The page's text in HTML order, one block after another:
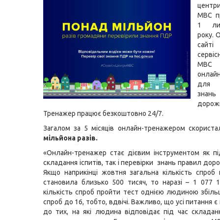
МВС
1
року.
МВС
для
Тренажер працює безкоштовно 24/7.
Загалом за 5 місяців онлайн-тренажером
мільйона разів.
«Онлайн-тренажер стає дієвим інструментом як
складання іспитів, так і перевірки знань правил
Якщо наприкінці жовтня загальна кількість
становила близько 500 тисяч, то наразі – 1 077
кількість спроб пройти тест однією людиною
спроб до 16, тобто, вдвічі. Важливо, що усі питання
до тих, на які людина відповідає під час